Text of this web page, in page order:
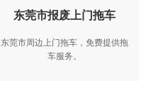
东莞市报废上门拖车
东莞市周边上门拖车，免费提供拖
车服务。